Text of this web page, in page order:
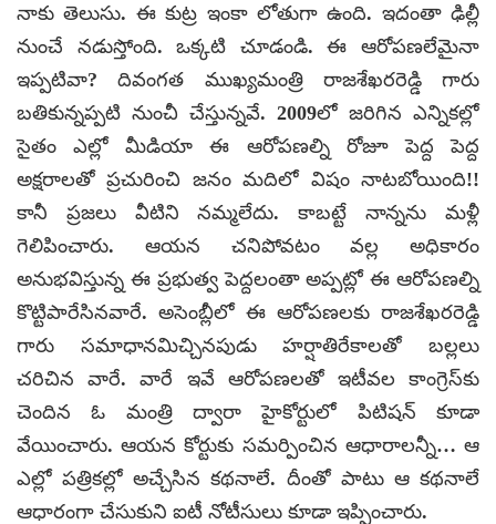
నాకు తెలుసు. ఈ కుట్ర ఇంకా లోతుగా ఉంది. ఇదంతా ఢిల్లీ
నుంచే నడుస్తోంది. ఒక్కటి చూడండి. ఈ ఆరోపణలేమైనా
ఇప్పటివా? దివంగత ముఖ్యమంత్రి రాజశేఖరరెడ్డి గారు
బతికున్నప్పటి నుంచీ చేస్తున్నవే. 2009లో జరిగిన ఎన్నికల్లో
సైతం ఎల్లో మీడియా ఈ ఆరోపణల్ని రోజూ పెద్ద పెద్ద
అక్షరాలతో ప్రచురించి జనం మదిలో విషం నాటబోయింది!!
కానీ ప్రజలు వీటిని నమ్మలేదు. కాబట్టే నాన్నను మళ్లీ
గెలిపించారు. ఆయన చనిపోవటం వల్ల అధికారం
అనుభవిస్తున్న ఈ ప్రభుత్వ పెద్దలంతా అప్పట్లో ఈ ఆరోపణల్ని
కొట్టిపారేసినవారే. అసెంబ్లీలో ఈ ఆరోపణలకు రాజశేఖరరెడ్డి
గారు సమాధానమిచ్చినపుడు హర్షాతిరేకాలతో బల్లలు
చరిచిన వారే. వారే ఇవే ఆరోపణలతో ఇటీవల కాంగ్రెస్‌కు
చెందిన ఓ మంత్రి ద్వారా హైకోర్టులో పిటిషన్ కూడా
వేయించారు. ఆయన కోర్టుకు సమర్పించిన ఆధారాలన్నీ… ఆ
ఎల్లో పత్రికల్లో అచ్చేసిన కథనాలే. దీంతో పాటు ఆ కథనాలే
ఆధారంగా చేసుకుని ఐటీ నోటీసులు కూడా ఇప్పించారు.